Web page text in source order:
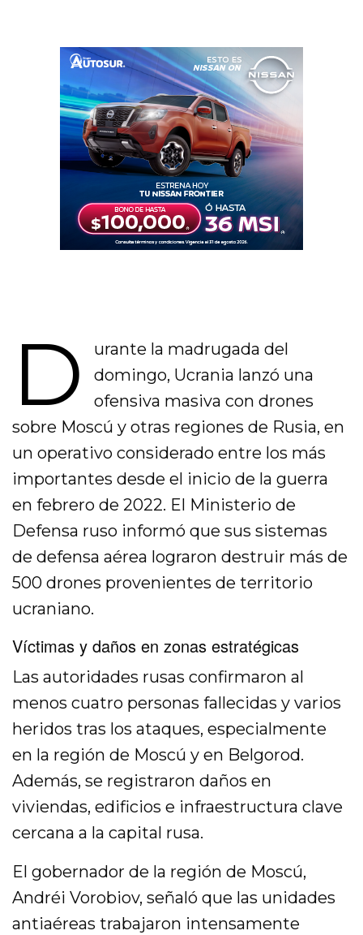
D
urante la madrugada del
domingo, Ucrania lanzó una
ofensiva masiva con drones
sobre Moscú y otras regiones de Rusia, en
un operativo considerado entre los más
importantes desde el inicio de la guerra
en febrero de 2022. El Ministerio de
Defensa ruso informó que sus sistemas
de defensa aérea lograron destruir más de
500 drones provenientes de territorio
ucraniano.
Víctimas y daños en zonas estratégicas
Las autoridades rusas confirmaron al
menos cuatro personas fallecidas y varios
heridos tras los ataques, especialmente
en la región de Moscú y en Belgorod.
Además, se registraron daños en
viviendas, edificios e infraestructura clave
cercana a la capital rusa.
El gobernador de la región de Moscú,
Andréi Vorobiov, señaló que las unidades
antiaéreas trabajaron intensamente